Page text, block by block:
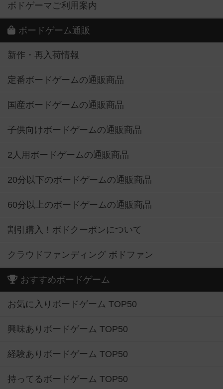
ボドゲーマご利用案内
ボードゲーム通販
新作・再入荷情報
定番ボードゲームの通販商品
国産ボードゲームの通販商品
子供向けボードゲームの通販商品
2人用ボードゲームの通販商品
20分以下のボードゲームの通販商品
60分以上のボードゲームの通販商品
割引購入！ボドクーポンについて
クラウドファンディング ボドファン
おすすめボードゲーム
お気に入りボードゲーム TOP50
興味ありボードゲーム TOP50
経験ありボードゲーム TOP50
持ってるボードゲーム TOP50